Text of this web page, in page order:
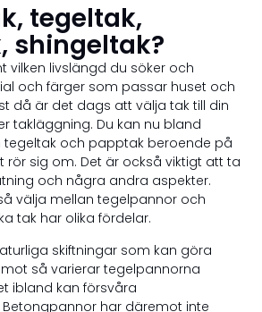
tegeltak,
shingeltak?
vilken livslängd du söker och
och färger som passar huset och
då är det dags att välja tak till din
takläggning. Du kan nu bland
tegeltak och papptak beroende på
rör sig om. Det är också viktigt att ta
och några andra aspekter.
välja mellan tegelpannor och
tak har olika fördelar.
skiftningar som kan göra
så varierar tegelpannorna
ibland kan försvåra
har däremot inte